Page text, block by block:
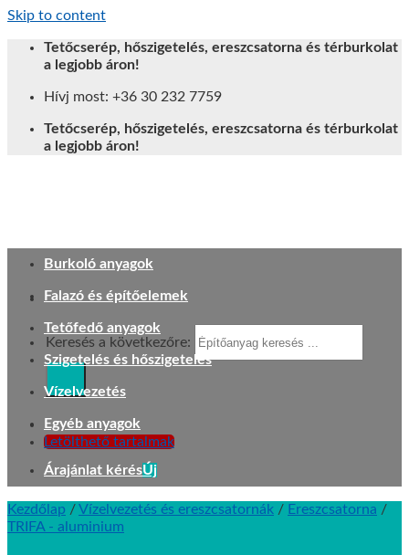
Skip to content
Tetőcserép, hőszigetelés, ereszcsatorna és térburkolat
a legjobb áron!
Hívj most: +36 30 232 7759
Tetőcserép, hőszigetelés, ereszcsatorna és térburkolat
a legjobb áron!
Keresés a következőre:
Letölthető tartalmak
Burkoló anyagok
Falazó és építőelemek
Tetőfedő anyagok
Szigetelés és hőszigetelés
Vízelvezetés
Egyéb anyagok
Árajánlat kérés
Kezdőlap /Vízelvezetés és ereszcsatornák / Ereszcsatorna /
TRIFA - aluminium